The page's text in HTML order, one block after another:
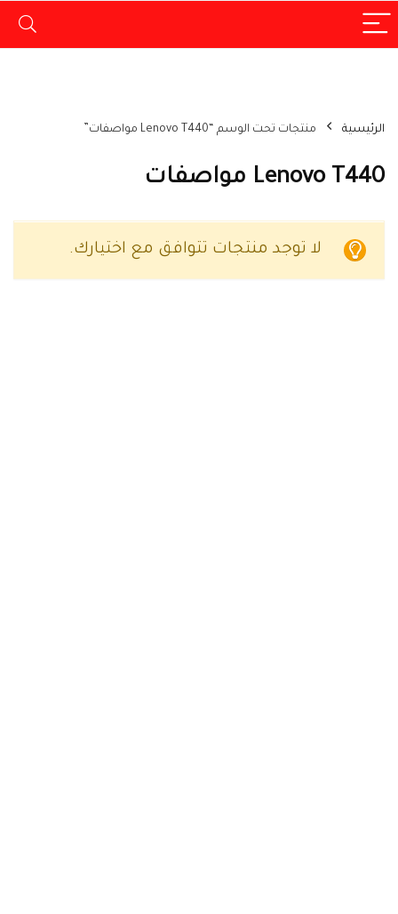
الرئيسية منتجات تحت الوسم “Lenovo T440 مواصفات”
Lenovo T440 مواصفات
لا توجد منتجات تتوافق مع اختيارك.